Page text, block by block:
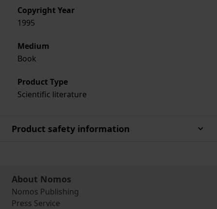
Copyright Year
1995
Medium
Book
Product Type
Scientific literature
Product safety information
About Nomos
Nomos Publishing
Press Service